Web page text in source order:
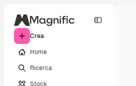
Crea
Home
Ricerca
Stock